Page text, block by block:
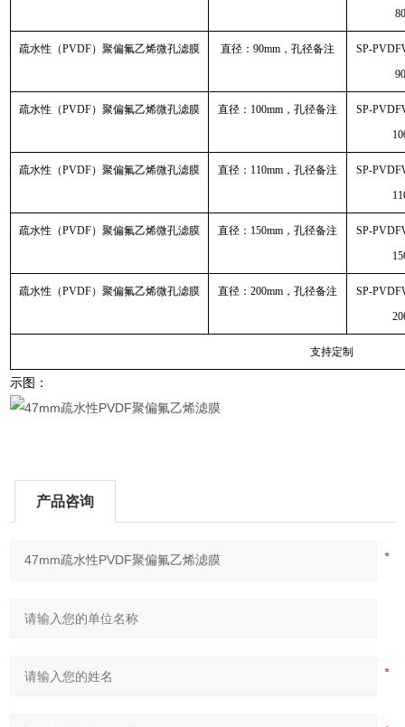
疏水性（PVDF）聚偏氟乙烯微孔滤膜 直径：90mm，孔径备注
SP-
疏水性（PVDF）聚偏氟乙烯微孔滤膜 直径：100mm，孔径备注
SP-
疏水性（PVDF）聚偏氟乙烯微孔滤膜 直径：110mm，孔径备注
SP-
疏水性（PVDF）聚偏氟乙烯微孔滤膜 直径：150mm，孔径备注
SP-
疏水性（PVDF）聚偏氟乙烯微孔滤膜 直径：200mm，孔径备注
SP-
支持定制
示图：
产品咨询